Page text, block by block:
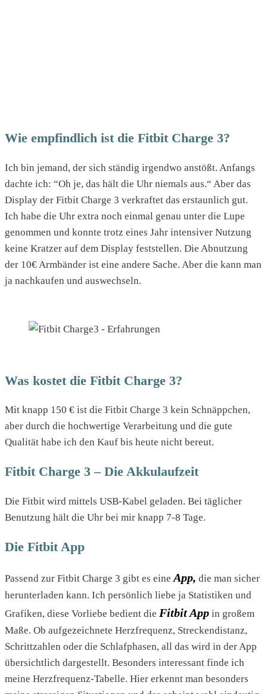
Wie empfindlich ist die Fitbit Charge 3?
Ich bin jemand, der sich ständig irgendwo anstößt. Anfangs
dachte ich: “Oh je, das hält die Uhr niemals aus.“ Aber das
Display der Fitbit Charge 3 verkraftet das erstaunlich gut.
Ich habe die Uhr extra noch einmal genau unter die Lupe
genommen und konnte trotz eines Jahr intensiver Nutzung
keine Kratzer auf dem Display feststellen. Die Abnutzung
der 10€ Armbänder ist eine andere Sache. Aber die kann man
ja nachkaufen und auswechseln.
Was kostet die Fitbit Charge 3?
Mit knapp 150 € ist die Fitbit Charge 3 kein Schnäppchen,
aber durch die hochwertige Verarbeitung und die gute
Qualität habe ich den Kauf bis heute nicht bereut.
Fitbit Charge 3 – Die Akkulaufzeit
Die Fitbit wird mittels USB-Kabel geladen. Bei täglicher
Benutzung hält die Uhr bei mir knapp 7-8 Tage.
Die Fitbit App
Passend zur Fitbit Charge 3 gibt es eineApp, die man sicher
herunterladen kann. Ich persönlich liebe ja Statistiken und
Grafiken, diese Vorliebe bedient die Fitbit App in großem
Maße. Ob aufgezeichnete Herzfrequenz, Streckendistanz,
Schrittzahlen oder die Schlafphasen, all das wird in der App
übersichtlich dargestellt. Besonders interessant finde ich
meine Herzfrequenz-Tabelle. Hier erkennt man besonders